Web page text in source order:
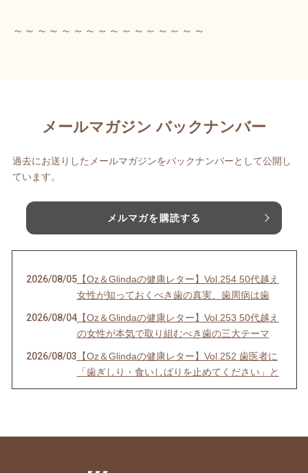
～～～～～～～～～～～～～～～～
メールマガジン バックナンバー
過去にお送りしたメールマガジンをバックナンバーとして公開し
ています。
メルマガを購読する
2026/08/05【Oz＆Glindaの健康レター】Vol.254 50代越え
女性が知っておくべき歯の真実、歯周病は歯
2026/08/04【Oz＆Glindaの健康レター】Vol.253 50代越え
の女性が本気で取り組むべき歯の三大テーマ
2026/08/03 【Oz＆Glindaの健康レター】Vol.252 歯医者に
「歯ぎしり・食いしばりを止めてください」と